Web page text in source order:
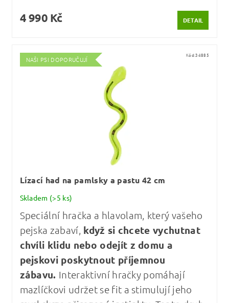
4 990 Kč DETAIL
NAŠI PSI DOPORUČUJÍ
Kód:34885
Lízací had na pamlsky a pastu 42 cm
Skladem (>5 ks)
Speciální hračka a hlavolam, který vašeho
pejska zabaví, když si chcete vychutnat
chvíli klidu nebo odejít z domu a
pejskovi poskytnout příjemnou
zábavu. Interaktivní hračky pomáhají
mazlíčkovi udržet se fit a stimulují jeho